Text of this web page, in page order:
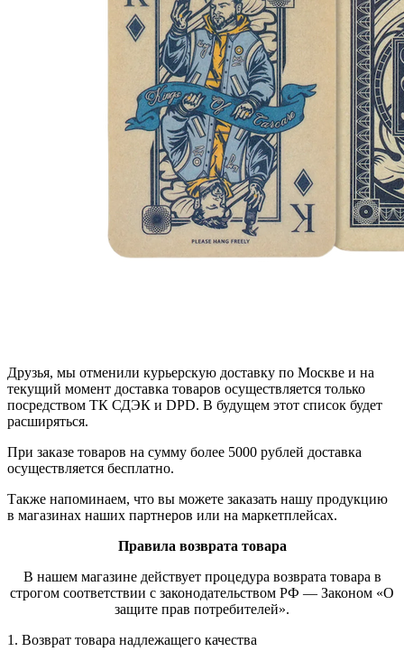
Друзья, мы отменили курьерскую доставку по Москве и на
текущий момент доставка товаров осуществляется только
посредством ТК СДЭК и DPD. В будущем этот список будет
расширяться.
При заказе товаров на сумму более 5000 рублей доставка
осуществляется бесплатно.
Также напоминаем, что вы можете заказать нашу продукцию
в магазинах наших партнеров или на маркетплейсах.
Правила возврата товара
В нашем магазине действует процедура возврата товара в
строгом соответствии с законодательством РФ — Законом «О
защите прав потребителей».
1. Возврат товара надлежащего качества